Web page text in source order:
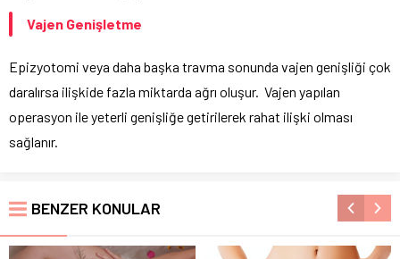
Vajen Genişletme
Epizyotomi veya daha başka travma sonunda vajen genişliği çok
daralırsa ilişkide fazla miktarda ağrı oluşur. Vajen yapılan
operasyon ile yeterli genişliğe getirilerek rahat ilişki olması
sağlanır.
BENZER KONULAR